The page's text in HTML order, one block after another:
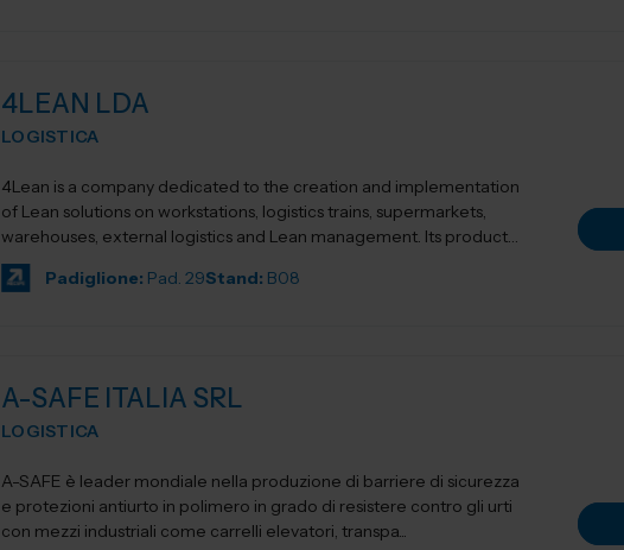
4LEAN LDA
LOGISTICA
4Lean is a company dedicated to the creation and implementation
of Lean solutions on workstations, logistics trains, supermarkets,
warehouses, external logistics and Lean management. Its product
ca...
Padiglione: Pad. 29Stand: B08
A-SAFE ITALIA SRL
LOGISTICA
A-SAFE è leader mondiale nella produzione di barriere di sicurezza
e protezioni antiurto in polimero in grado di resistere contro gli urti
con mezzi industriali come carrelli elevatori, transpa...